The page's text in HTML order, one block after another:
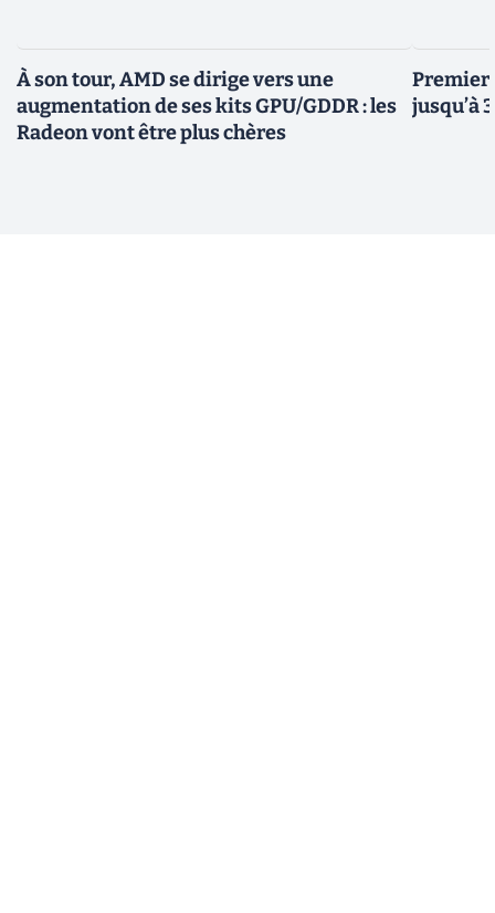
À son tour, AMD se dirige vers une
augmentation de ses kits GPU/GDDR : les
Radeon vont être plus chères
jusqu’à